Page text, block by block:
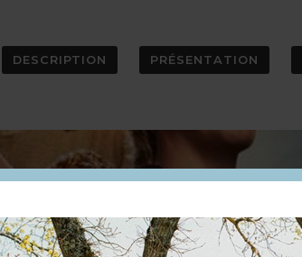
DESCRIPTION PRÉSENTATION